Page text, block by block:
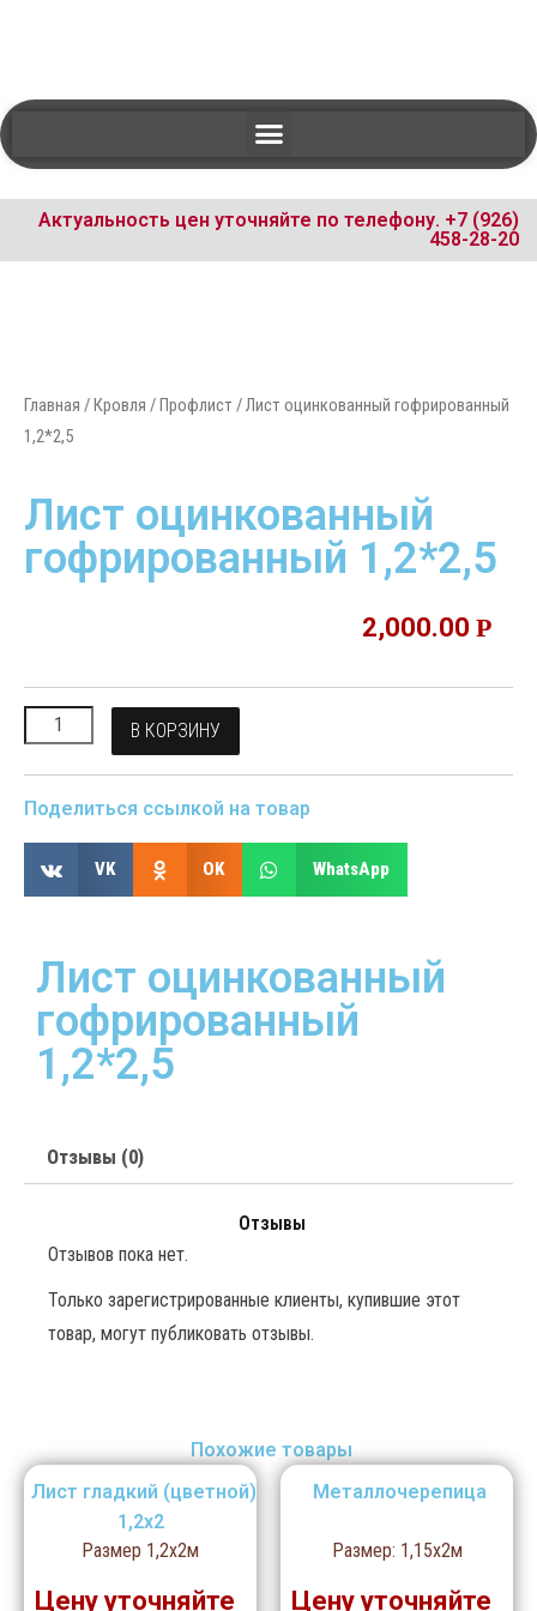
Актуальность цен уточняйте по телефону. +7 (926)
458-28-20
Главная /Кровля / Профлист / Лист оцинкованный гофрированный
1,2*2,5
Лист оцинкованный
гофрированный 1,2*2,5
2,000.00 Р
В КОРЗИНУ
Поделиться ссылкой на товар
VK OK WhatsApp
Похожие товары
Лист гладкий (цветной)
1,2х2
Размер 1,2х2м
Цену уточняйте
Металлочерепица
Размер: 1,15х2м
Цену уточняйте
Лист оцинкованный
гофрированный
1,2*2,5
Отзывы (0)
Отзывы
Отзывов пока нет.
Только зарегистрированные клиенты, купившие этот
товар, могут публиковать отзывы.